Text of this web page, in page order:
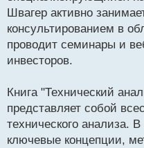
Швагер активно
консультированием в
проводит семинары и
инвесторов.
Книга "Технический
представляет собой
технического анализа.
ключевые концепции,